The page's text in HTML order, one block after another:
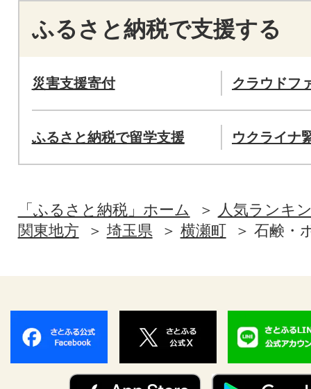
ふるさと納税で支援する
災害支援寄付 クラウドフ
ふるさと納税で留学支援 ウクライナ
「ふるさと納税」ホーム
人気ランキ
関東地方
埼玉県 横瀬町 石鹸・